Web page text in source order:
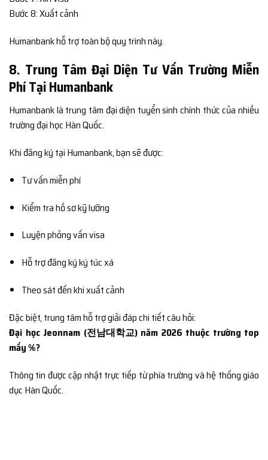
Bước 8: Xuất cảnh
Humanbank hỗ trợ toàn bộ quy trình này.
8. Trung Tâm Đại Diện Tư Vấn Trường Miễn
Phí Tại Humanbank
Humanbank là trung tâm đại diện tuyển sinh chính thức của nhiều
trường đại học Hàn Quốc.
Khi đăng ký tại Humanbank, bạn sẽ được:
Tư vấn miễn phí
Kiểm tra hồ sơ kỹ lưỡng
Luyện phỏng vấn visa
Hỗ trợ đăng ký ký túc xá
Theo sát đến khi xuất cảnh
Đặc biệt, trung tâm hỗ trợ giải đáp chi tiết câu hỏi:
Đại học Jeonnam (전남대학교) năm 2026 thuộc trường top
mấy %?
Thông tin được cập nhật trực tiếp từ phía trường và hệ thống giáo
dục Hàn Quốc.